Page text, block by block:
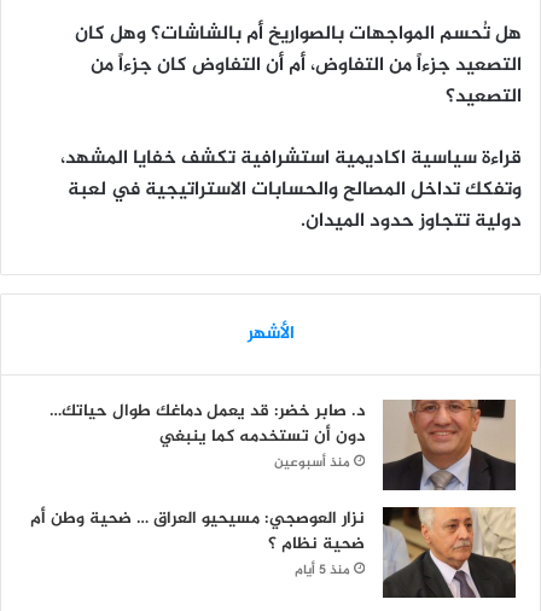
هل تُحسم المواجهات بالصواريخ أم بالشاشات؟ وهل كان
التصعيد جزءاً من التفاوض، أم أن التفاوض كان جزءاً من
التصعيد؟
قراءة سياسية اكاديمية استشرافية تكشف خفايا المشهد،
وتفكك تداخل المصالح والحسابات الاستراتيجية في لعبة
دولية تتجاوز حدود الميدان.
الأشهر
د. صابر خضر: قد يعمل دماغك طوال حياتك…
دون أن تستخدمه كما ينبغي
منذ أسبوعين
نزار العوصجي: مسيحيو العراق … ضحية وطن أم
ضحية نظام ؟
منذ 5 أيام